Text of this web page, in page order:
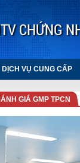
CHỨNG
DỊCH VỤ CUNG CẤP
GIÁ GMP TPCN